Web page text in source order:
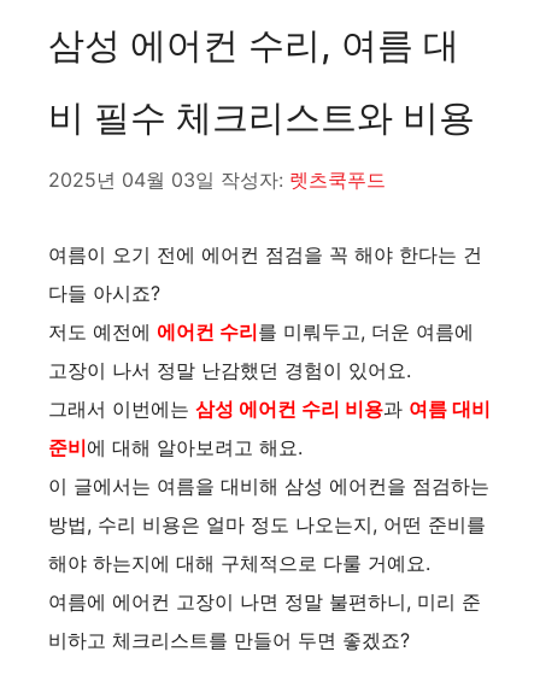
삼성 에어컨 수리, 여름 대
비 필수 체크리스트와 비용
2025년 04월 03일 작성자: 렛츠쿡푸드
여름이 오기 전에 에어컨 점검을 꼭 해야 한다는 건
다들 아시죠?
저도 예전에 에어컨 수리를 미뤄두고, 더운 여름에
고장이 나서 정말 난감했던 경험이 있어요.
그래서 이번에는 삼성 에어컨 수리 비용과 여름 대비
준비에 대해 알아보려고 해요.
이 글에서는 여름을 대비해 삼성 에어컨을 점검하는
방법, 수리 비용은 얼마 정도 나오는지, 어떤 준비를
해야 하는지에 대해 구체적으로 다룰 거예요.
여름에 에어컨 고장이 나면 정말 불편하니, 미리 준
비하고 체크리스트를 만들어 두면 좋겠죠?